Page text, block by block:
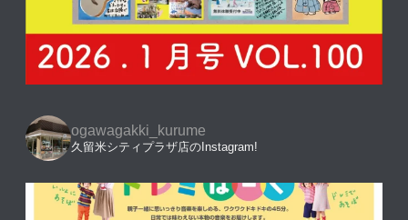
ogawagakki_kurume
久留米シティプラザ店のInstagram!